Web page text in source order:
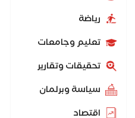
رياضة
تعليم وجامعات
تحقيقات وتقارير
سياسة وبرلمان
اقتصاد